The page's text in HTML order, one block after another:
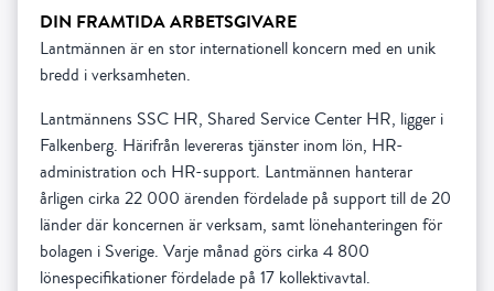
DIN FRAMTIDA ARBETSGIVARE
Lantmännen är en stor internationell koncern med en unik
bredd i verksamheten.
Lantmännens SSC HR, Shared Service Center HR, ligger i
Falkenberg. Härifrån levereras tjänster inom lön, HR-
administration och HR-support. Lantmännen hanterar
årligen cirka 22 000 ärenden fördelade på support till de 20
länder där koncernen är verksam, samt lönehanteringen för
bolagen i Sverige. Varje månad görs cirka 4 800
lönespecifikationer fördelade på 17 kollektivavtal.